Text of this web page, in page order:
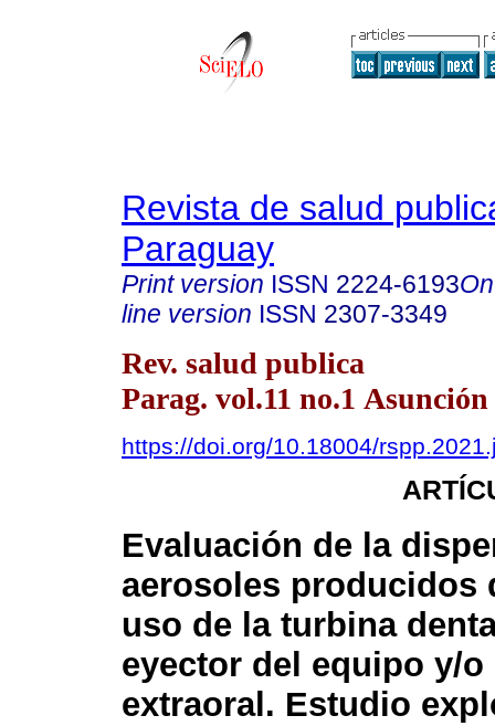
Revista de salud
Paraguay
Print version ISSN 2224-6193
line version ISSN 2307-3349
Rev. salud publica
Parag. vol.11 no.1
https://doi.org/10.18004/
Evaluación de la
aerosoles producidos
uso de la turbina
eyector del equipo y/
extraoral. Estudio